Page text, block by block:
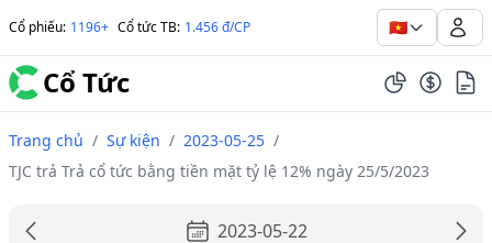
Cổ phiếu: 1196+ Cổ tức TB: 1.456 đ/CP 🇻🇳
Cổ Tức
Trang chủ / Sự kiện / 2023-05-25 /
TJC trả Trả cổ tức bằng tiền mặt tỷ lệ 12% ngày 25/5/2023
2023-05-22